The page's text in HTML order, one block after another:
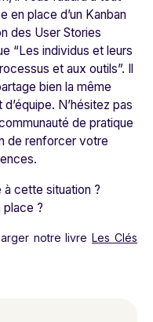
en place d’un Kanban
des User Stories
“Les individus et leurs
et aux outils”. Il
bien la même
N’hésitez pas
de pratique
de renforcer votre
cette situation ?
?
notre livreLes Clés